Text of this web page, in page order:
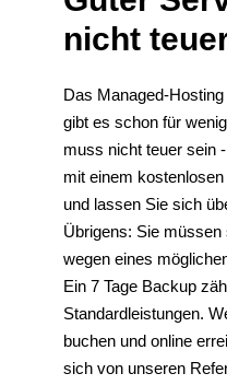
nicht
Das Managed-
gibt es schon für
muss nicht teuer sein
mit einem
und lassen Sie sich
Übrigens: Sie
wegen eines
Ein 7 Tage Backup
Standardleistungen.
buchen und online
sich von unseren